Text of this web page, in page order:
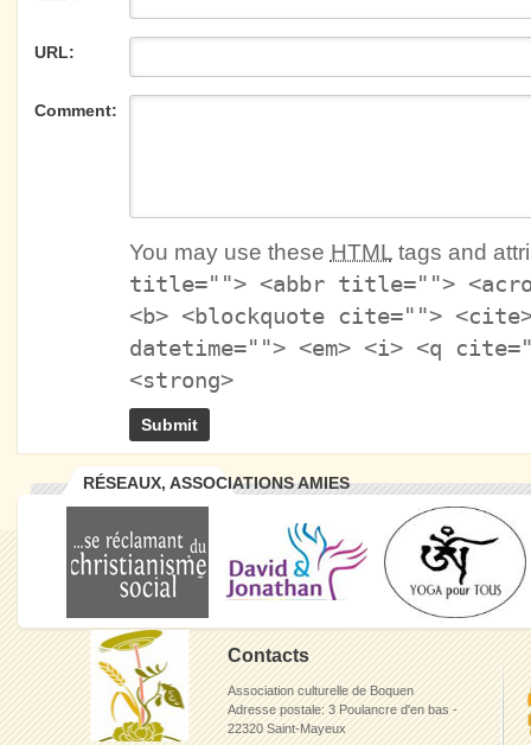
URL:
Comment:
You may use these HTMLtags and
title=""> <abbr title="">
<b> <blockquote cite="">
datetime=""> <em> <i> <q
<strong>
RÉSEAUX, ASSOCIATIONS AMIES
Contacts
Association culturelle de Boquen
Adresse postale: 3 Poulancre d'en bas -
22320 Saint-Mayeux